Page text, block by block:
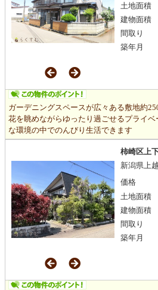
土地面積
建物面積
間取り
築年月
ガーデニングスペースが広々ある敷地約
花を眺めながらゆったり過ごせるプライ
な環境の中でのんびり生活できます
柿崎区上
新潟県上
価格
土地面積
建物面積
間取り
築年月